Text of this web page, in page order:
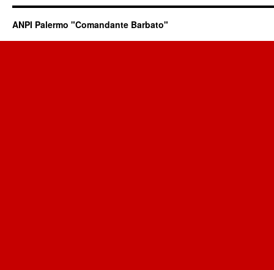
ANPI Palermo "Comandante Barbato"